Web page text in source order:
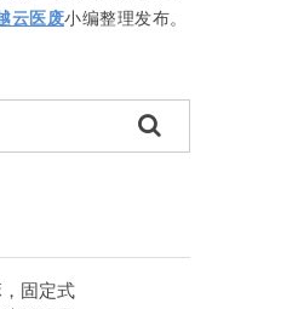
云医废小编整理发布。
固定式